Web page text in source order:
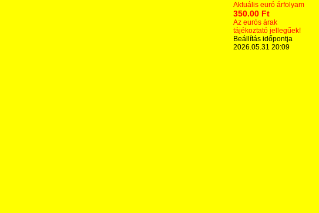
Aktuális euró árfolyam
350.00 Ft
Az eurós árak
tájékoztató jellegűek!
Beállítás időpontja
2026.05.31 20:09